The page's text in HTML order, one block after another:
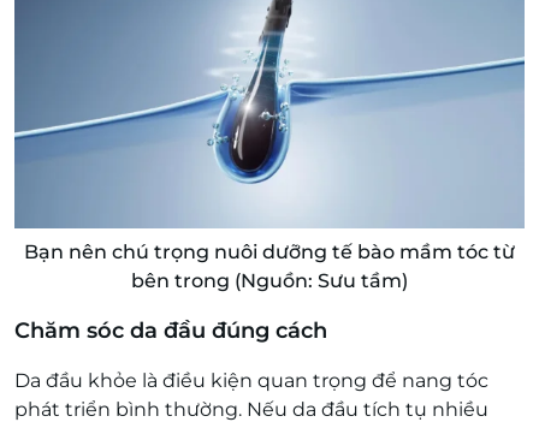
Bạn nên chú trọng nuôi dưỡng tế bào mầm tóc từ
bên trong (Nguồn: Sưu tầm)
Chăm sóc da đầu đúng cách
Da đầu khỏe là điều kiện quan trọng để nang tóc
phát triển bình thường. Nếu da đầu tích tụ nhiều